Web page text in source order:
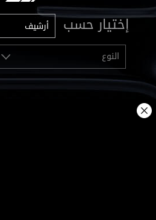
إختيار حسب